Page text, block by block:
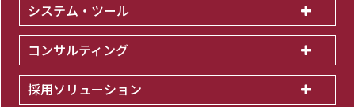
システム・ツール
コンサルティング
採用ソリューション